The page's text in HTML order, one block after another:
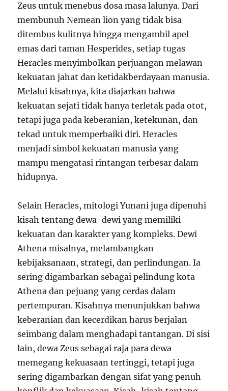
Zeus untuk menebus dosa masa lalunya. Dari
membunuh Nemean lion yang tidak bisa
ditembus kulitnya hingga mengambil apel
emas dari taman Hesperides, setiap tugas
Heracles menyimbolkan perjuangan melawan
kekuatan jahat dan ketidakberdayaan manusia.
Melalui kisahnya, kita diajarkan bahwa
kekuatan sejati tidak hanya terletak pada otot,
tetapi juga pada keberanian, ketekunan, dan
tekad untuk memperbaiki diri. Heracles
menjadi simbol kekuatan manusia yang
mampu mengatasi rintangan terbesar dalam
hidupnya.
Selain Heracles, mitologi Yunani juga dipenuhi
kisah tentang dewa-dewi yang memiliki
kekuatan dan karakter yang kompleks. Dewi
Athena misalnya, melambangkan
kebijaksanaan, strategi, dan perlindungan. Ia
sering digambarkan sebagai pelindung kota
Athena dan pejuang yang cerdas dalam
pertempuran. Kisahnya menunjukkan bahwa
keberanian dan kecerdikan harus berjalan
seimbang dalam menghadapi tantangan. Di sisi
lain, dewa Zeus sebagai raja para dewa
memegang kekuasaan tertinggi, tetapi juga
sering digambarkan dengan sifat yang penuh